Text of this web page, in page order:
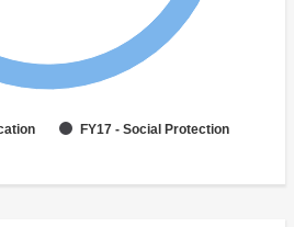
FY17 - Social Protection